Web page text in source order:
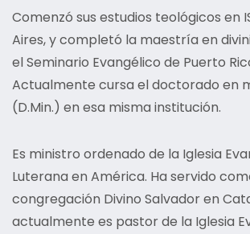
Comenzó sus estudios teológicos en
Aires, y completó la maestría en
el Seminario Evangélico de Puerto
Actualmente cursa el doctorado en
(D.Min.) en esa misma institución.
Es ministro ordenado de la Iglesia
Luterana en América. Ha servido
congregación Divino Salvador en
actualmente es pastor de la Iglesia